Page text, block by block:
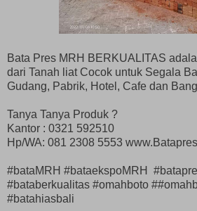
Bata Pres MRH BERKUALITAS
dari Tanah liat Cocok untuk Segala
Gudang, Pabrik, Hotel, Cafe dan
Tanya Tanya Produk ?
Kantor : 0321 592510
Hp/WA: 081 2308 5553
#bataMRH #bataekspoMRH
#bataberkualitas #omahboto
#batahiasbali